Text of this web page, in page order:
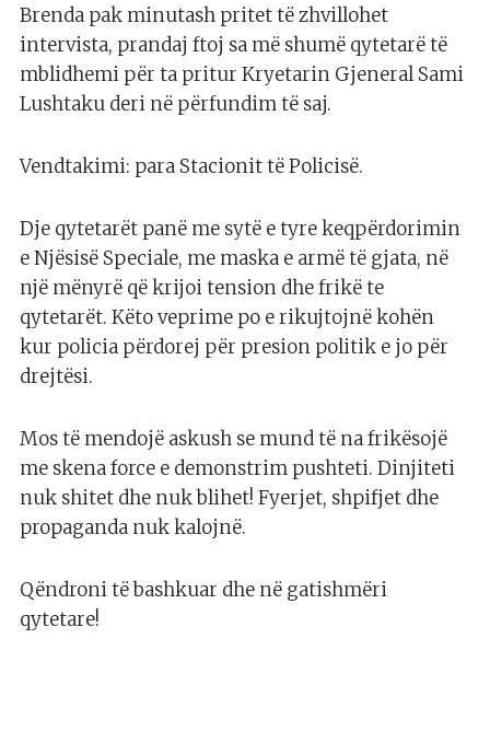
Brenda pak minutash pritet të zhvillohet
intervista, prandaj ftoj sa më shumë qytetarë të
mblidhemi për ta pritur Kryetarin Gjeneral Sami
Lushtaku deri në përfundim të saj.
Vendtakimi: para Stacionit të Policisë.
Dje qytetarët panë me sytë e tyre keqpërdorimin
e Njësisë Speciale, me maska e armë të gjata, në
një mënyrë që krijoi tension dhe frikë te
qytetarët. Këto veprime po e rikujtojnë kohën
kur policia përdorej për presion politik e jo për
drejtësi.
Mos të mendojë askush se mund të na frikësojë
me skena force e demonstrim pushteti. Dinjiteti
nuk shitet dhe nuk blihet! Fyerjet, shpifjet dhe
propaganda nuk kalojnë.
Qëndroni të bashkuar dhe në gatishmëri
qytetare!